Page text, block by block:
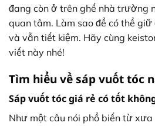
đang còn ở trên ghế nhà trường
quan tâm. Làm sao để có thể
và vẫn tiết kiệm. Hãy cùng
viết này nhé!
Tìm hiểu về sáp vuốt tóc
Sáp vuốt tóc giá rẻ có tốt
Như một câu nói phổ biến từ xưa